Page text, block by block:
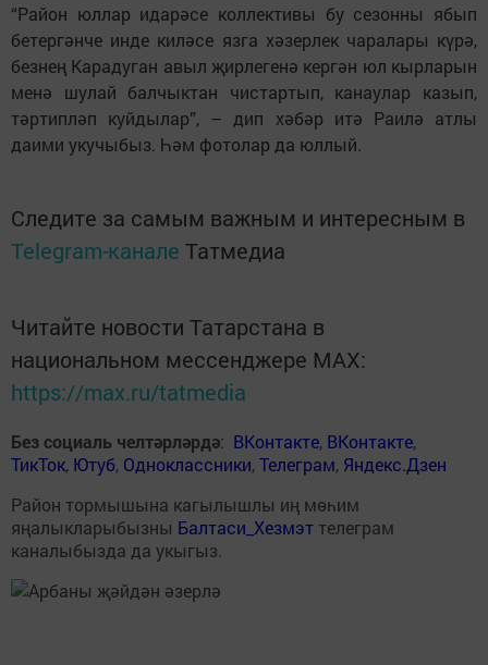
“Район юллар идарәсе коллективы бу сезонны ябып
бетергәнче инде киләсе язга хәзерлек чаралары күрә,
безнең Карадуган авыл җирлегенә кергән юл кырларын
менә шулай балчыктан чистартып, канаулар казып,
тәртипләп куйдылар”, – дип хәбәр итә Раилә атлы
даими укучыбыз. Һәм фотолар да юллый.
Следите за самым важным и интересным в
Telegram-канале Татмедиа
Читайте новости Татарстана в
национальном мессенджере MАХ:
https://max.ru/tatmedia
Без социаль челтәрләрдә: ВКонтакте, ВКонтакте,
ТикТок, Ютуб, Одноклассники,Телеграм, Яндекс.Дзен
Район тормышына кагылышлы иң мөһим
яңалыкларыбызны Балтаси_Хезмэт телеграм
каналыбызда да укыгыз.